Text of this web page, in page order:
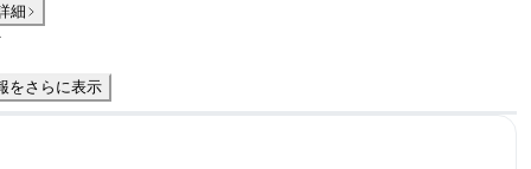
細
をさらに表示